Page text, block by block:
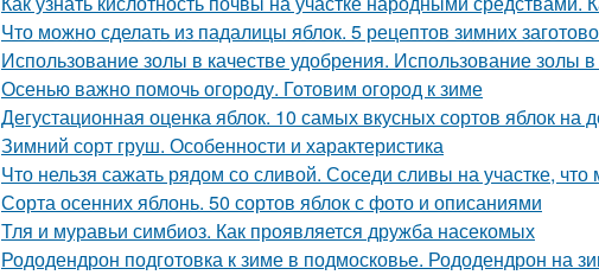
Что можно сделать из падалицы яблок. 5 рецептов зимних
Использование золы в качестве удобрения. Использование золы
Осенью важно помочь огороду. Готовим огород к зиме
Дегустационная оценка яблок. 10 самых вкусных сортов яблок на
Зимний сорт груш. Особенности и характеристика
Что нельзя сажать рядом со сливой. Соседи сливы на участке,
Сорта осенних яблонь. 50 сортов яблок с фото и описаниями
Тля и муравьи симбиоз. Как проявляется дружба насекомых
Рододендрон подготовка к зиме в подмосковье. Рододендрон на